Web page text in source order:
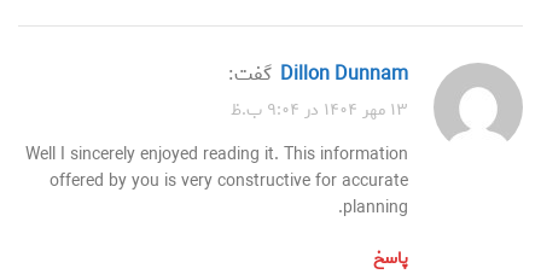
Dillon Dunnam گفت:
۱۳ مهر ۱۴۰۴ در ۹:۰۴ ب.ظ
Well I sincerely enjoyed reading it. This information
offered by you is very constructive for accurate
planning.
پاسخ